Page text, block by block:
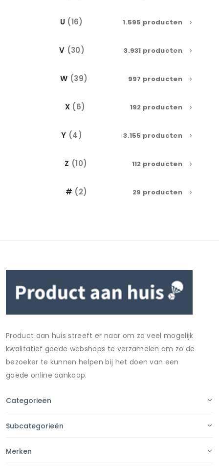
U (16) 1.595 producten ›
V (30) 3.931 producten ›
W (39) 997 producten ›
X (6) 192 producten ›
Y (4) 3.155 producten ›
Z (10) 112 producten ›
# (2) 29 producten ›
Product aan huis streeft er naar om zo veel mogelijk
kwalitatief goede webshops te verzamelen om zo de
bezoeker te kunnen helpen bij het doen van een
goede online aankoop.
Categorieën
Subcategorieën
Merken